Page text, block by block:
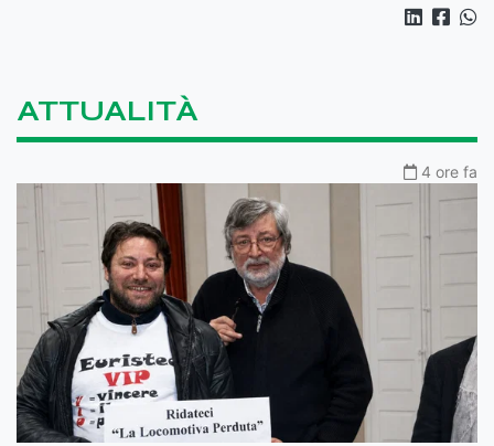
ATTUALITÀ
4 ore fa